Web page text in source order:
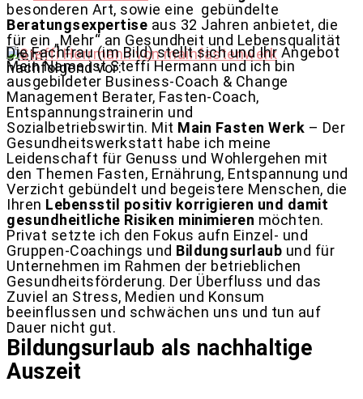
besonderen Art, sowie eine gebündelte
Beratungsexpertise aus 32 Jahren anbietet, die
für ein „Mehr“ an Gesundheit und Lebensqualität
steht.
Die Fachfrau (im Bild) stellt sich und Ihr Angebot
nachfolgend vor:
Mein Name ist Steffi Hermann und ich bin
ausgebildeter Business-Coach & Change
Management Berater, Fasten-Coach,
Entspannungstrainerin und
Sozialbetriebswirtin. Mit Main Fasten Werk – Der
Gesundheitswerkstatt habe ich meine
Leidenschaft für Genuss und Wohlergehen mit
den Themen Fasten, Ernährung, Entspannung und
Verzicht gebündelt und begeistere Menschen, die
Ihren Lebensstil positiv korrigieren und damit
gesundheitliche Risiken minimieren möchten.
Privat setzte ich den Fokus aufn Einzel- und
Gruppen-Coachings und Bildungsurlaub und für
Unternehmen im Rahmen der betrieblichen
Gesundheitsförderung. Der Überfluss und das
Zuviel an Stress, Medien und Konsum
beeinflussen und schwächen uns und tun auf
Dauer nicht gut.
Bildungsurlaub als nachhaltige
Auszeit